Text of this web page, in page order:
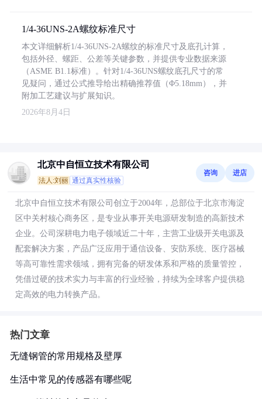
1/4-36UNS-2A螺纹标准尺寸
本文详细解析1/4-36UNS-2A螺纹的标准尺寸及底孔计算，
包括外径、螺距、公差等关键参数，并提供专业数据来源
（ASME B1.1标准）。针对1/4-36UNS螺纹底孔尺寸的常
见疑问，通过公式推导给出精确推荐值（Φ5.18mm），并
附加工艺建议与扩展知识。
2026年8月4日
北京中自恒立技术有限公司
法人:刘丽 通过真实性核验
咨询 进店
北京中自恒立技术有限公司创立于2004年，总部位于北京市海淀
区中关村核心商务区，是专业从事开关电源研发制造的高新技术
企业。公司深耕电力电子领域近二十年，主营工业级开关电源及
配套解决方案，产品广泛应用于通信设备、安防系统、医疗器械
等高可靠性需求领域，拥有完备的研发体系和严格的质量管控，
凭借过硬的技术实力与丰富的行业经验，持续为全球客户提供稳
定高效的电力转换产品。
热门文章
无缝钢管的常用规格及壁厚
生活中常见的传感器有哪些呢